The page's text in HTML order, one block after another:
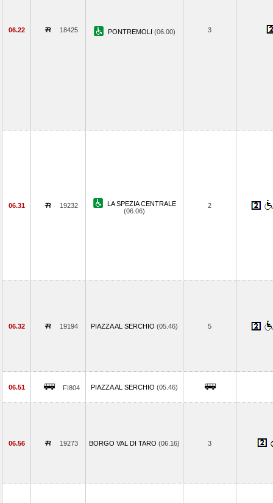
06.22 18425 PONTREMOLI (06.00) 3
06.31 19232
LA SPEZIA CENTRALE
(06.06)
2
06.32 19194 PIAZZA AL SERCHIO (05.46) 5
06.51 FI804 PIAZZA AL SERCHIO (05.46)
06.56 19273 BORGO VAL DI TARO (06.16) 3